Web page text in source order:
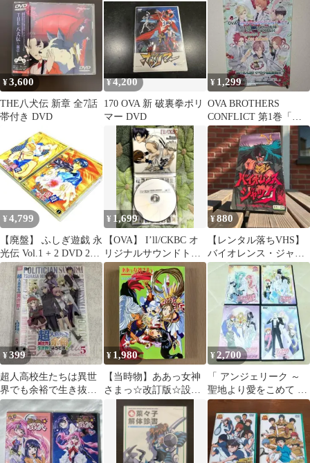
OVA〈完全収録版〉国
内盤
スティス)
¥3,600
THE八犬伝 新章 全7話
帯付き DVD
¥4,200
170 OVA 新 破裏拳ポリ
マー DVD
¥ 1,299
OVA BROTHERS
CONFLICT 第1巻「聖
夜」第2巻「本命」ポス
ター
¥ 4,799
【廃盤】 ふしぎ遊戯 永
光伝 Vol.1 + 2 DVD 2作
品セット
¥ 1,699
【OVA】 I’ll/CKBC オ
リジナルサウンドトラ
ック☆原作/浅田弘幸
¥880
【レンタル落ちVHS】
バイオレンス・ジャッ
ク 外伝 VOL.1永井豪ア
ニメビデオ
¥399
超人高校生たちは異世
界でも余裕で生き抜く
ようです！5巻
¥ 1,980
【当時物】ああっ女神
さまっ☆改訂版☆設定
資料集 OVA版 絵コンテ
藤島康介
¥2,700
「 アンジェリーク ～
聖地より愛をこめて ～
」 ／ DVD 4枚 セット